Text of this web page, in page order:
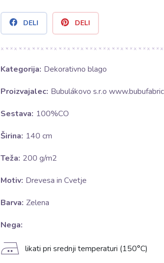
DELI DELI
Kategorija: Dekorativno blago
Proizvajalec: Bubulákovo s.r.o
Sestava: 100%CO
Širina: 140 cm
Teža: 200 g/m2
Motiv: Drevesa in Cvetje
Barva: Zelena
Nega:
E likati pri srednji temperaturi (150°C)